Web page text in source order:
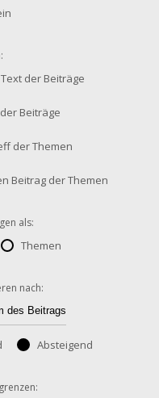
der Beiträge
Beiträge
der Themen
Beitrag der Themen
als:
Themen
nach:
Absteigend